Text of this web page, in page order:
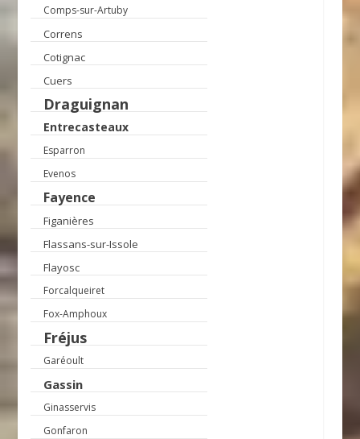
Comps-sur-Artuby
Correns
Cotignac
Cuers
Draguignan
Entrecasteaux
Esparron
Evenos
Fayence
Figanières
Flassans-sur-Issole
Flayosc
Forcalqueiret
Fox-Amphoux
Fréjus
Garéoult
Gassin
Ginasservis
Gonfaron